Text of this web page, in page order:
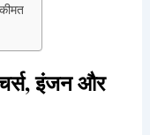
इंजन और